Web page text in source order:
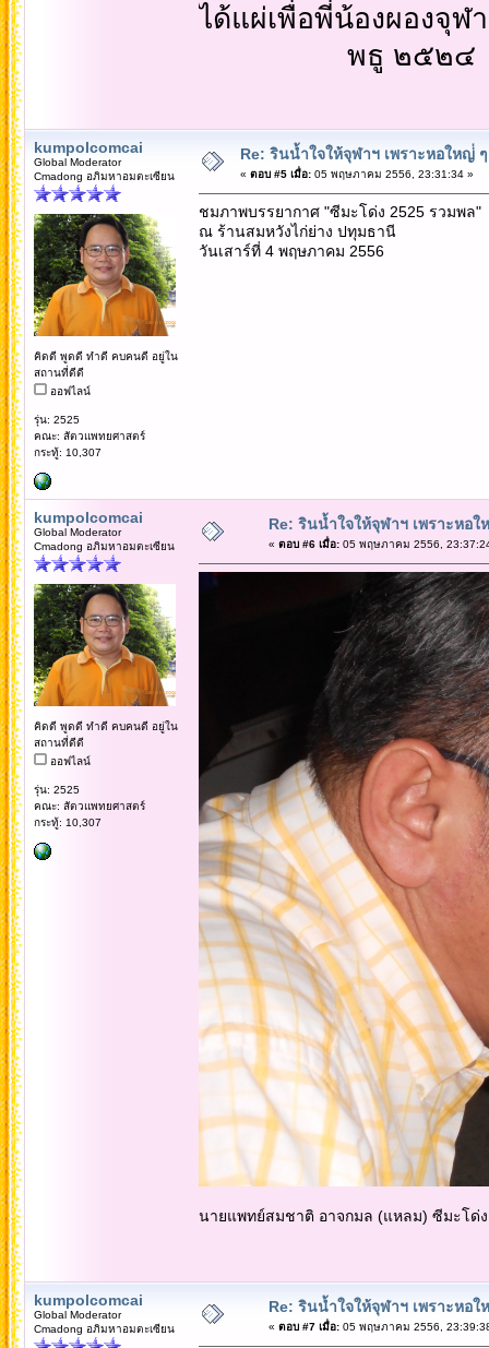
ได้แผ่เพื่อพี่น้องผองจุฬ
พธู ๒๕๒๔
kumpolcomcai
Global Moderator
Cmadong อภิมหาอมตะเซียน
คิดดี พูดดี ทำดี คบคนดี อยู่ใน
สถานที่ดีดี
ออฟไลน์
รุ่น: 2525
คณะ: สัตวแพทยศาสตร์
กระทู้: 10,307
Re: รินน้ำใจให้จุฬาฯ เพราะหอใหญ่่
« ตอบ #5 เมื่อ:05 พฤษภาคม 2556, 23:31:34 »
ชมภาพบรรยากาศ "ซีมะโด่ง 2525 รวมพล"
ณ ร้านสมหวังไก่ย่าง ปทุมธานี
วันเสาร์ที่ 4 พฤษภาคม 2556
kumpolcomcai
Global Moderator
Cmadong อภิมหาอมตะเซียน
คิดดี พูดดี ทำดี คบคนดี อยู่ใน
สถานที่ดีดี
ออฟไลน์
รุ่น: 2525
คณะ: สัตวแพทยศาสตร์
กระทู้: 10,307
Re: รินน้ำใจให้จุฬาฯ เพราะหอใ
« ตอบ #6 เมื่อ:05 พฤษภาคม 2556,
นายแพทย์สมชาติ อาจกมล (แหลม) ซีมะโด่
kumpolcomcai
Global Moderator
Cmadong อภิมหาอมตะเซียน
Re: รินน้ำใจให้จุฬาฯ เพราะหอใ
« ตอบ #7 เมื่อ:05 พฤษภาคม 2556,